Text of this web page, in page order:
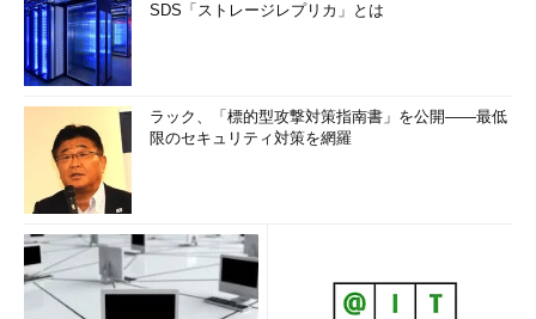
SDS「ストレージレプリカ」とは
ラック、「標的型攻撃対策指南書」を公開――最低
限のセキュリティ対策を網羅